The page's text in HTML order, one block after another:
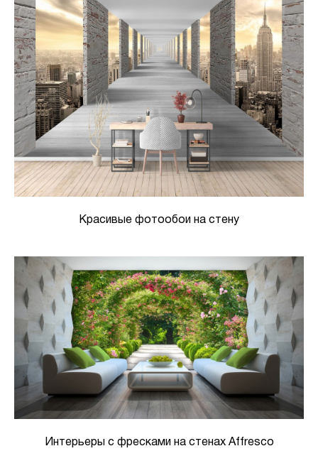
Красивые фотообои на стену
Интерьеры с фресками на стенах Affresco